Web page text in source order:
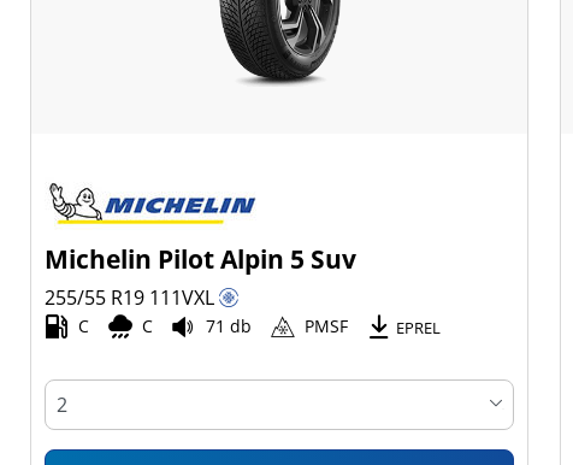
Michelin Pilot Alpin 5 Suv
255/55 R19 111VXL
C C 71 db PMSF EPREL